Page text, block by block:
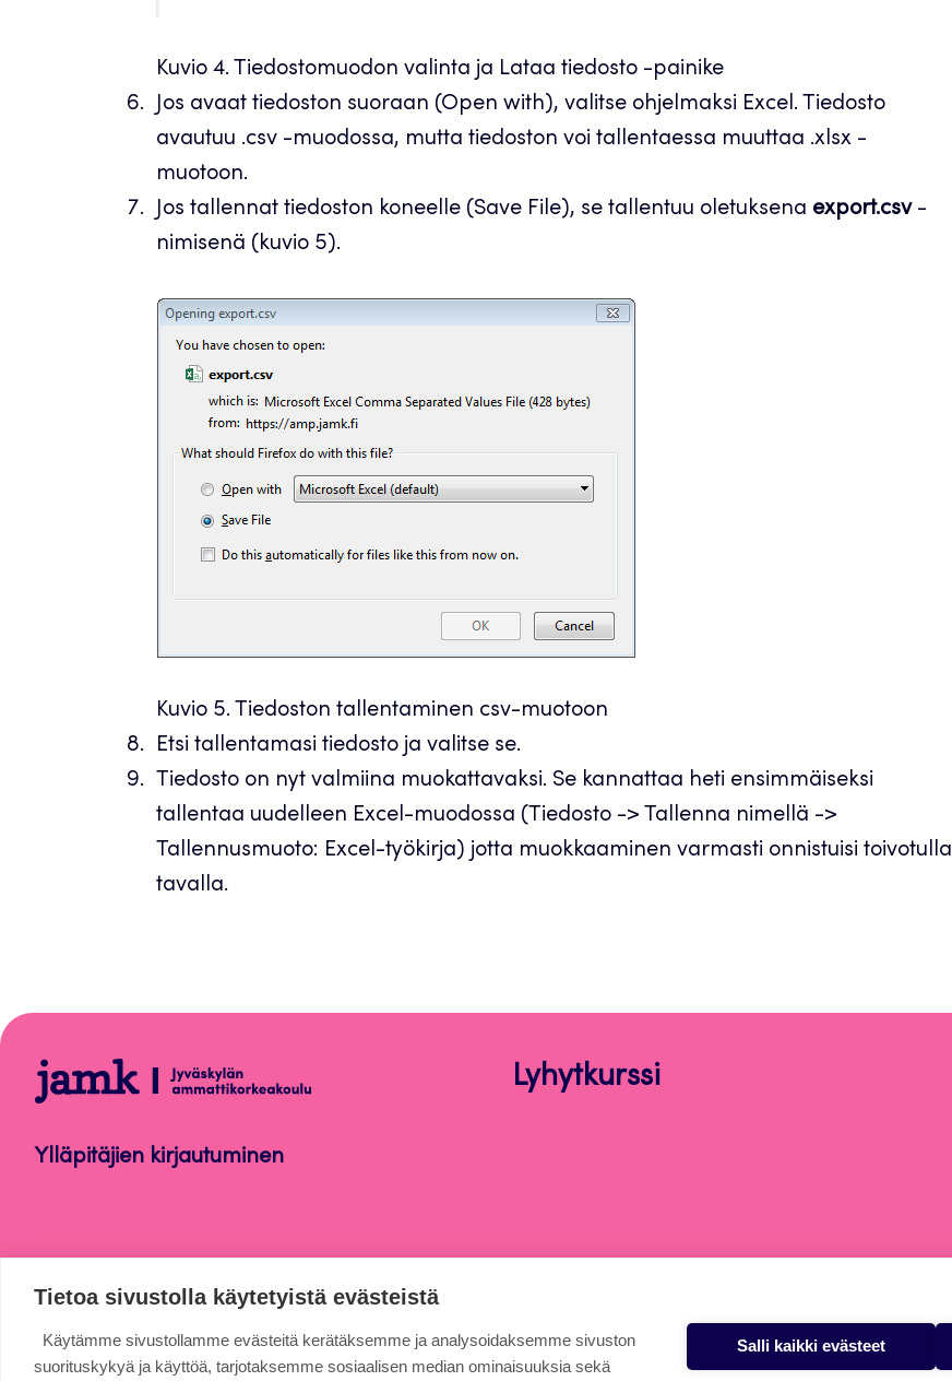
Kuvio 4. Tiedostomuodon valinta ja Lataa tiedosto -painike
Jos avaat tiedoston suoraan (Open with), valitse ohjelmaksi Excel. Tiedosto
avautuu .csv -muodossa, mutta tiedoston voi tallentaessa muuttaa .xlsx -
muotoon.
Jos tallennat tiedoston koneelle (Save File), se tallentuu oletuksena export.csv -
nimisenä (kuvio 5).
Kuvio 5. Tiedoston tallentaminen csv-muotoon
Etsi tallentamasi tiedosto ja valitse se.
Tiedosto on nyt valmiina muokattavaksi. Se kannattaa heti ensimmäiseksi
tallentaa uudelleen Excel-muodossa (Tiedosto -> Tallenna nimellä ->
Tallennusmuoto: Excel-työkirja) jotta muokkaaminen varmasti onnistuisi toivotulla
tavalla.
Lyhytkurssi
Ylläpitäjien kirjautuminen
Lyhytkurssi
Tietoa sivustolla käytetyistä evästeistä
Käytämme sivustollamme evästeitä kerätäksemme ja analysoidaksemme sivuston
suorituskykyä ja käyttöä, tarjotaksemme sosiaalisen median ominaisuuksia sekä
Salli kaikki evästeet